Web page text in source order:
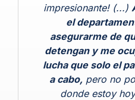
impresionante! (...)
el
asegurarme de
detengan y me
lucha que solo el
a cabo,pero no
donde estoy